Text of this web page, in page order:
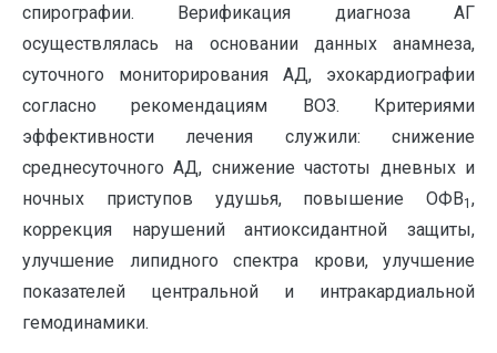
спирографии. Верификация диагноза АГ
осуществлялась на основании данных анамнеза,
суточного мониторирования АД, эхокардиографии
согласно рекомендациям ВОЗ. Критериями
эффективности лечения служили: снижение
среднесуточного АД, снижение частоты дневных и
ночных приступов удушья, повышение ОФВ1 ,
коррекция нарушений антиоксидантной защиты,
улучшение липидного спектра крови, улучшение
показателей центральной и интракардиальной
гемодинамики.